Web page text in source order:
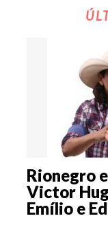
Rionegro
Victor
Emílio e